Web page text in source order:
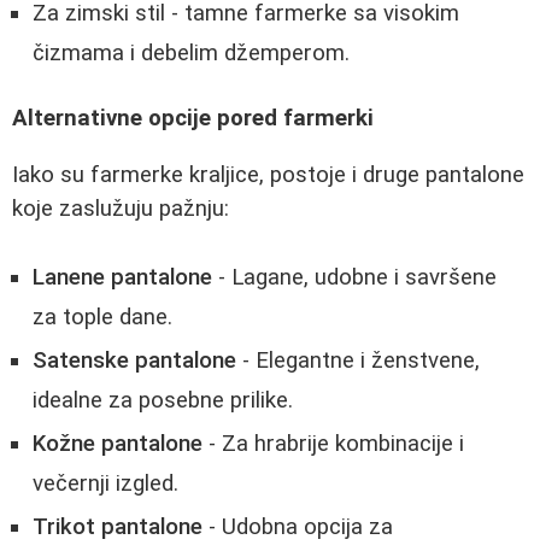
Za zimski stil - tamne farmerke sa visokim
čizmama i debelim džemperom.
Alternativne opcije pored farmerki
Iako su farmerke kraljice, postoje i druge pantalone
koje zaslužuju pažnju:
Lanene pantalone - Lagane, udobne i savršene
za tople dane.
Satenske pantalone - Elegantne i ženstvene,
idealne za posebne prilike.
Kožne pantalone - Za hrabrije kombinacije i
večernji izgled.
Trikot pantalone - Udobna opcija za